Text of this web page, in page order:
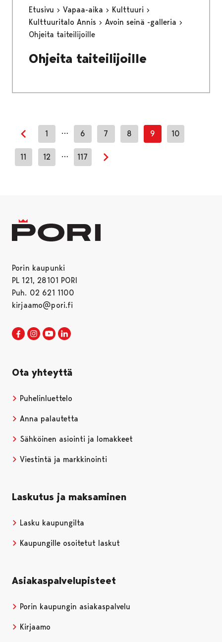
Etusivu Vapaa-aika
Kulttuuri
Kulttuuritalo Annis
Avoin seinä -galleria
Ohjeita taiteilijoille
Ohjeita taiteilijoille
Edellinen sivu
1 … 6 7 8 9 10
11 12 … 117
Seuraava sivu
Porin kaupunki
PL 121, 28101 PORI
Puh. 02 621 1100
kirjaamo@pori.fi
Porin kaupunki Facebookissa
Avautuu uudessa välilehdessä
Porin kaupunki Instagramissa
Avautuu uudessa välilehdessä
Porin kaupunki Youtubessa
Avautuu uudessa välilehdessä
Ota yhteyttä
Puhelinluettelo
Anna palautetta
Sähköinen asiointi ja lomakkeet
Viestintä ja markkinointi
Laskutus ja maksaminen
Lasku kaupungilta
Kaupungille osoitetut laskut
Asiakaspalvelupisteet
Porin kaupungin asiakaspalvelu
Kirjaamo